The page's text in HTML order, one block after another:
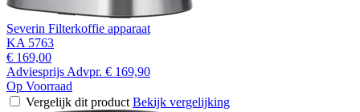
Severin Filterkoffie apparaat
KA 5763
€ 169,00
Adviesprijs Advpr. € 169,90
Op Voorraad
Vergelijk dit product Bekijk vergelijking